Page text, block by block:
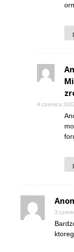
4 czerwca
3